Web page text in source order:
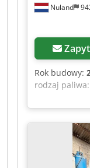
Nuland
Rok budowy:
rodzaj paliwa:
golfowy
ładowarką
WhatsApp.
obowiązują
posiada